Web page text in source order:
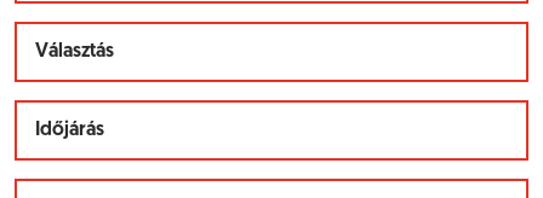
Választás
Időjárás